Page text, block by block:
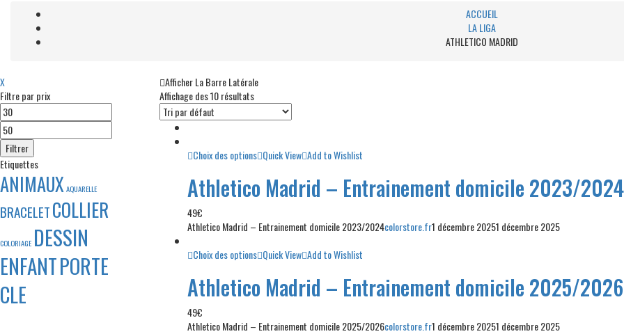
ACCUEIL
LA LIGA
ATHLETICO MADRID
Afficher La Barre Latérale
Affichage des 10 résultats
Choix des options Quick View Add to Wishlist
Athletico Madrid – Entrainement domicile 2023/2024
49€
Athletico Madrid – Entrainement domicile 2023/2024colorstore.fr1 décembre 20251 décembre 2025
Choix des options Quick View Add to Wishlist
Athletico Madrid – Entrainement domicile 2025/2026
49€
Athletico Madrid – Entrainement domicile 2025/2026colorstore.fr1 décembre 20251 décembre 2025
X
Filtre par prix
Prix
min
max
Filtrer
Etiquettes
ANIMAUXAQUARELLE
BRACELETCOLLIER
COLORIAGE DESSIN
ENFANTPORTE
CLE